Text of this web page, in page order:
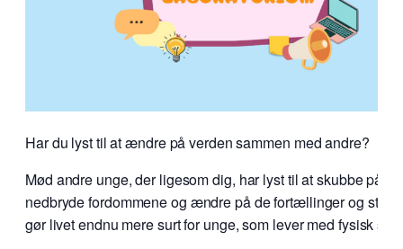
Har du lyst til at ændre på verden sammen med andre?
Mød andre unge, der ligesom dig, har lyst til at skubbe på
nedbryde fordommene og ændre på de fortællinger og
gør livet endnu mere surt for unge, som lever med fysisk